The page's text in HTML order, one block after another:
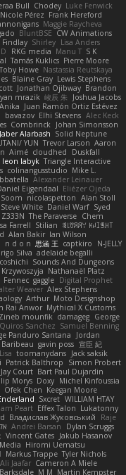
Bull Chodey Luke Fenwick
Nicole Pérez Frank Hereford
Maggie Raycheva
BluntBSE CW Animations
Findlay Shirley Lisa Anders
RKG media Manu T S K
Tamás Kuklics Pierre Moore
Howe Nastassia Reutskaya
Blaine Gray Lewis Stephens
Jonathan Ojibway Brandon
mrazik 峻辰 朱
Joshua Jacobs
Anika Juan Ramón Ortiz Estévez
bavazov Elhi Stevens Alec Keck
Combrinck Johan Simonsson
Jaber Alarbash Solid Neptune
YUN Trevor Larson Aaron
Aimé cloudhed
Duskfall
leon labyk Triangle Interactive
colinangusstudio Mike L.
Alexander Leinauer
Eijgendaal Eliézer Ojeda
nicolaspetton Alan Stoll
Steve White Daniel Warf Syed
The Paraverse Chem
Farrell Stilian ꌃ꒒ꀎꋪꋪꌩ ꀘꈤꀤꁅꃅ꓄
Alan Bakir Ian Wilson
n d o n 思涵 王 captkiro
N-JELLY
Silva adelaide begalli
coshichi Sounds And Dungeons
Krzywoszyja Nathanaël Platz
Fennec gaggle Digital Prophet
Weaver Alex Stephens
Arthur Moto Designshop
Rai Anwor Mythical X Customs
Zineb mounfik damageg George
Sanchez Samuel Benning
Panduro Santana
Jordan
gavin poss 宣臣 紀
Lisa toomanydans Jack saksik
Patrick Balthrop
Simon Probert
Jay Court Bart Paul Dujardin
Morys Doxy Michel Kinfoussia
Ofek Chen Keegan Moore
Sxcret WILLIAM HTAY
Peart Effex Talon Lukatonny
Владислав Жуковський
Raje
Andrei Barsan
Dylan Scruggs
Vincent Gates Jakub Hasanov
Hiromi Uematsu
Markus Trappe Tyler Nichols
Ali Jaafar Cameron A Miele
M M Martin Kempster